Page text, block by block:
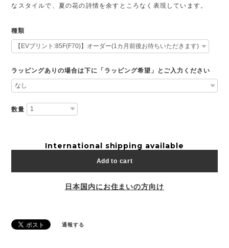
なスタイルで、夏の花の詩情を余すところなく表現しています。
種類
ラッピングありの場合は下に「ラッピング希望」とご入力ください
数量
International shipping available
Add to cart
日本国内にお住まいの方向け
通報する